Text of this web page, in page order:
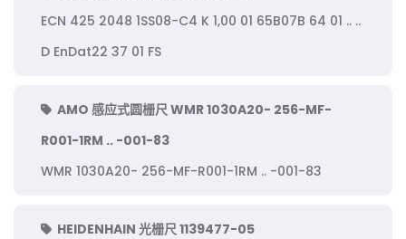
ECN 425 2048 1SS08-C4 K 1,00 01 65B07B 64 01 .. ..
D EnDat22 37 01 FS
AMO 感应式圆栅尺 WMR 1030A20- 256-MF-
R001-1RM .. -001-83
WMR 1030A20- 256-MF-R001-1RM .. -001-83
HEIDENHAIN 光栅尺 1139477-05